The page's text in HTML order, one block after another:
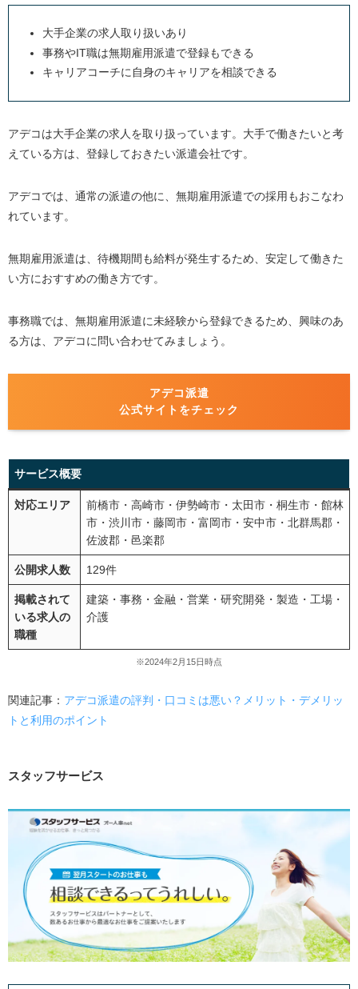
接客
工場
派遣会社を選ぶときのポイント
担当スタッフの対応を観察する
働きたい業種の求人があるか調べる
気になる求人は早めに応募する
複数の派遣会社に登録する
1.登録
3.見学・面接
4.内定
正社員と待遇や福利厚生が異なる
必ず更新してもらえるとは限らない
以前働いていた企業には派遣が禁止されている
単発・スポット求人の派遣で働くときは条件が決ま
っている
派遣には一般派遣と紹介予定派遣の2種類がある
一般派遣
紹介予定派遣
群馬の派遣会社が気になる方からよくある質問
50代で登録できる派遣会社はありますか？
か？
大手企業の求人取り扱いあり
事務やIT職は無期雇用派遣で登録もできる
キャリアコーチに自身のキャリアを相談できる
アデコは大手企業の求人を取り扱っています。大手で働きたいと考
えている方は、登録しておきたい派遣会社です。
アデコでは、通常の派遣の他に、無期雇用派遣での採用もおこなわ
れています。
無期雇用派遣は、待機期間も給料が発生するため、安定して働きた
い方におすすめの働き方です。
事務職では、無期雇用派遣に未経験から登録できるため、興味のあ
る方は、アデコに問い合わせてみましょう。
アデコ派遣
公式サイトをチェック
サービス概要
対応エリア
前橋市・高崎市・伊勢崎市・太田市・桐生市・館林
市・渋川市・藤岡市・富岡市・安中市・北群馬郡・
佐波郡・邑楽郡
公開求人数 129件
掲載されて
いる求人の
職種
建築・事務・金融・営業・研究開発・製造・工場・
介護
※2024年2月15日時点
関連記事： アデコ派遣の評判・口コミは悪い？メリット・デメリッ
トと利用のポイント
スタッフサービス